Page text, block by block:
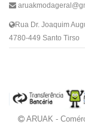
Rua Dr. Joaquim
4780-449 Santo Tirso
ARUAK -